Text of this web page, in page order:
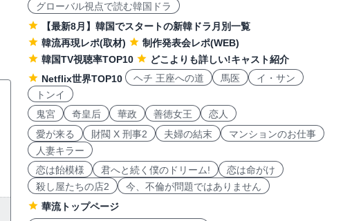
グローバル視点で読む韓国ドラ
【最新8月】韓国でスタートの新韓ドラ月別一覧
韓流再現レポ(取材)
制作発表会レポ(WEB)
韓国TV視聴率TOP10
どこよりも詳しい!キャスト紹介
Netflix世界TOP10
ヘチ 王座への道 馬医
イ・サン
トンイ
鬼宮
奇皇后 華政 善徳女王
恋人
愛が来る
財閥 X 刑事2 夫婦の結末
マンションのお仕事
人妻キラー
恋は飴模様
君へと続く僕のドリーム!
恋は命がけ
殺し屋たちの店2
今、不倫が問題ではありません
華流トップページ